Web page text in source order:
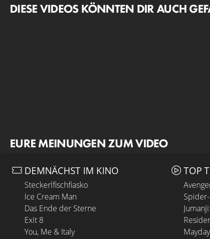
DIESE VIDEOS KÖNNTEN DIR AUCH
EURE MEINUNGEN ZUM VIDEO
DEMNÄCHST IM KINO
Steckerlfischfiasko
Ice Cream Man
Das Ende der Sterne
Exit 8
You, Me & Italy
TOP
Mayday